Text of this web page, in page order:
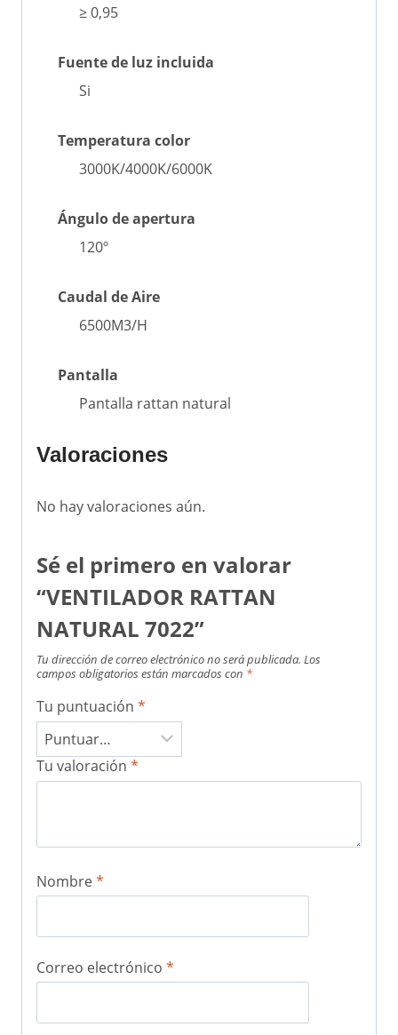
≥ 0,95
Fuente de luz incluida
Si
Temperatura color
3000K/4000K/6000K
Ángulo de apertura
120º
Caudal de Aire
6500M3/H
Pantalla
Pantalla rattan natural
Valoraciones
No hay valoraciones aún.
Sé el primero en valorar
“VENTILADOR RATTAN
NATURAL 7022”
Tu dirección de correo electrónico no será publicada. Los
campos obligatorios están marcados con *
Tu puntuación *
Tu valoración *
Nombre*
Correo electrónico *